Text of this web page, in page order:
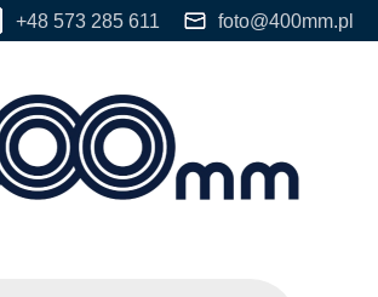
+48 573 285 611 foto@400mm.pl